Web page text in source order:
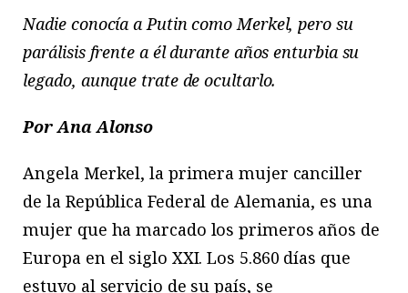
Nadie conocía a Putin como Merkel, pero su
parálisis frente a él durante años enturbia su
legado, aunque trate de ocultarlo.
Por Ana Alonso
Angela Merkel, la primera mujer canciller
de la República Federal de Alemania, es una
mujer que ha marcado los primeros años de
Europa en el siglo XXI. Los 5.860 días que
estuvo al servicio de su país, se